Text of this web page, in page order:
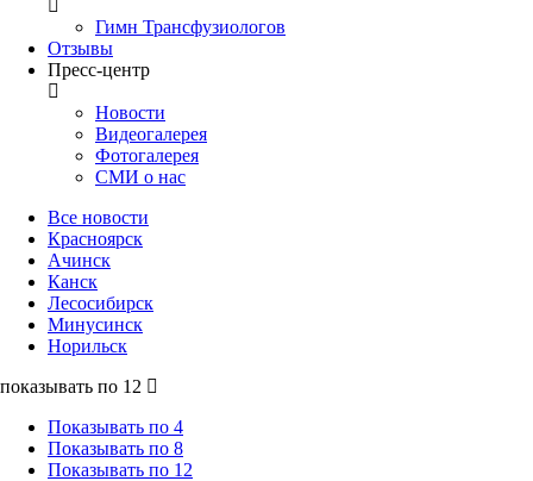
Гимн Трансфузиологов
Отзывы
Пресс-центр
Новости
Видеогалерея
Фотогалерея
СМИ о нас
Все новости
Красноярск
Ачинск
Канск
Лесосибирск
Минусинск
Норильск
показывать по 12
Показывать по 4
Показывать по 8
Показывать по 12